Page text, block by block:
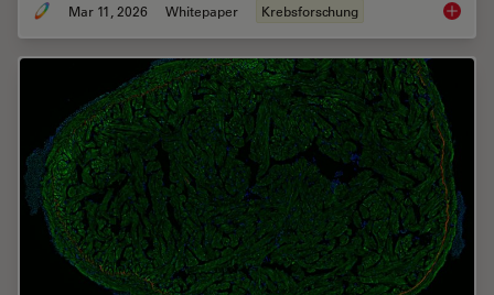
Mar 11, 2026 Whitepaper Krebsforschung